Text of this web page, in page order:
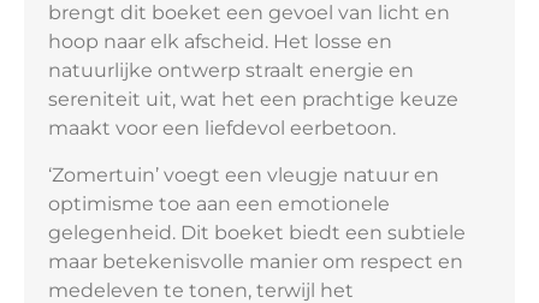
brengt dit boeket een gevoel van licht en
hoop naar elk afscheid. Het losse en
natuurlijke ontwerp straalt energie en
sereniteit uit, wat het een prachtige keuze
maakt voor een liefdevol eerbetoon.
‘Zomertuin’ voegt een vleugje natuur en
optimisme toe aan een emotionele
gelegenheid. Dit boeket biedt een subtiele
maar betekenisvolle manier om respect en
medeleven te tonen, terwijl het